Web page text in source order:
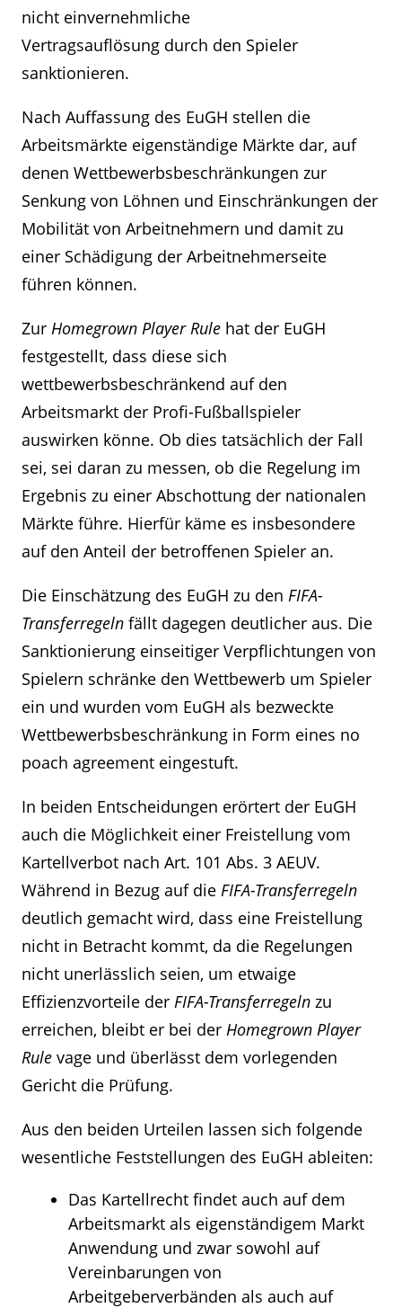
nicht einvernehmliche
Vertragsauflösung durch den Spieler
sanktionieren.
Nach Auffassung des EuGH stellen die
Arbeitsmärkte eigenständige Märkte dar, auf
denen Wettbewerbsbeschränkungen zur
Senkung von Löhnen und Einschränkungen der
Mobilität von Arbeitnehmern und damit zu
einer Schädigung der Arbeitnehmerseite
führen können.
Zur Homegrown Player Rule hat der EuGH
festgestellt, dass diese sich
wettbewerbsbeschränkend auf den
Arbeitsmarkt der Profi-Fußballspieler
auswirken könne. Ob dies tatsächlich der Fall
sei, sei daran zu messen, ob die Regelung im
Ergebnis zu einer Abschottung der nationalen
Märkte führe. Hierfür käme es insbesondere
auf den Anteil der betroffenen Spieler an.
Die Einschätzung des EuGH zu den FIFA-
Transferregeln fällt dagegen deutlicher aus. Die
Sanktionierung einseitiger Verpflichtungen von
Spielern schränke den Wettbewerb um Spieler
ein und wurden vom EuGH als bezweckte
Wettbewerbsbeschränkung in Form eines no
poach agreement eingestuft.
In beiden Entscheidungen erörtert der EuGH
auch die Möglichkeit einer Freistellung vom
Kartellverbot nach Art. 101 Abs. 3 AEUV.
Während in Bezug auf die FIFA-Transferregeln
deutlich gemacht wird, dass eine Freistellung
nicht in Betracht kommt, da die Regelungen
nicht unerlässlich seien, um etwaige
Effizienzvorteile der FIFA-Transferregeln zu
erreichen, bleibt er bei der Homegrown Player
Rule vage und überlässt dem vorlegenden
Gericht die Prüfung.
Aus den beiden Urteilen lassen sich folgende
wesentliche Feststellungen des EuGH ableiten:
Das Kartellrecht findet auch auf dem
Arbeitsmarkt als eigenständigem Markt
Anwendung und zwar sowohl auf
Vereinbarungen von
Arbeitgeberverbänden als auch auf